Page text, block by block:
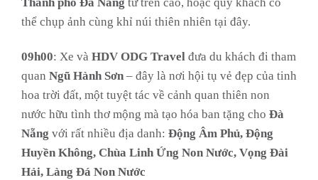
Thành phố Đà Nẵng từ trên cao, hoặc quý khách có
thể chụp ảnh cùng khỉ núi thiên nhiên tại đây.
09h00: Xe và HDV ODG Travel đưa du khách đi tham
quan Ngũ Hành Sơn – đây là nơi hội tụ vẻ đẹp của tinh
hoa trời đất, một tuyệt tác về cảnh quan thiên non
nước hữu tình thơ mộng mà tạo hóa ban tặng cho Đà
Nẵng với rất nhiều địa danh: Động Âm Phủ, Động
Huyền Không, Chùa Linh Ứng Non Nước, Vọng Đài
Hải, Làng Đá Non Nước